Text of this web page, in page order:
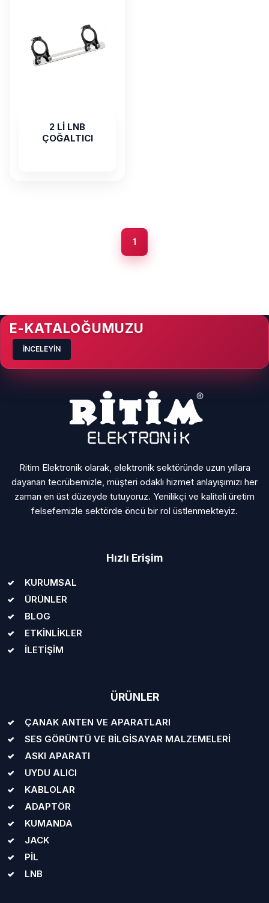
2 Lİ LNB
ÇOĞALTICI
1
E-KATALOĞUMUZU
İNCELEYİN
Ritim Elektronik olarak, elektronik sektöründe uzun yıllara
dayanan tecrübemizle, müşteri odaklı hizmet anlayışımızı her
zaman en üst düzeyde tutuyoruz. Yenilikçi ve kaliteli üretim
felsefemizle sektörde öncü bir rol üstlenmekteyiz.
Hızlı Erişim
KURUMSAL
ÜRÜNLER
BLOG
ETKİNLİKLER
İLETİŞİM
ÜRÜNLER
ÇANAK ANTEN VE APARATLARI
SES GÖRÜNTÜ VE BİLGİSAYAR MALZEMELERİ
ASKI APARATI
UYDU ALICI
KABLOLAR
ADAPTÖR
KUMANDA
JACK
PİL
LNB